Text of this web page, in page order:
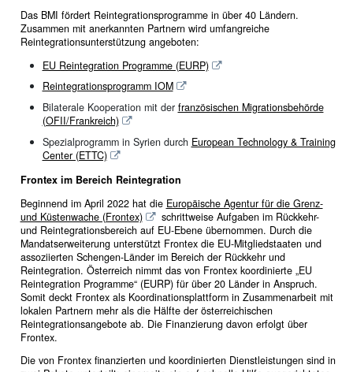
Das BMI fördert Reintegrationsprogramme in über 40 Ländern.
Zusammen mit anerkannten Partnern wird umfangreiche
Reintegrationsunterstützung angeboten:
EU Reintegration Programme (EURP)
Reintegrationsprogramm IOM
Bilaterale Kooperation mit der französischen Migrationsbehörde
(OFII/Frankreich)
Spezialprogramm in Syrien durch European Technology & Training
Center (ETTC)
Frontex im Bereich Reintegration
Beginnend im April 2022 hat die Europäische Agentur für die Grenz-
und Küstenwache (Frontex)
schrittweise Aufgaben im Rückkehr-
und Reintegrationsbereich auf EU-Ebene übernommen. Durch die
Mandatserweiterung unterstützt Frontex die EU-Mitgliedstaaten und
assoziierten Schengen-Länder im Bereich der Rückkehr und
Reintegration. Österreich nimmt das von Frontex koordinierte „EU
Reintegration Programme“ (EURP) für über 20 Länder in Anspruch.
Somit deckt Frontex als Koordinationsplattform in Zusammenarbeit mit
lokalen Partnern mehr als die Hälfte der österreichischen
Reintegrationsangebote ab. Die Finanzierung davon erfolgt über
Frontex.
Die von Frontex finanzierten und koordinierten Dienstleistungen sind in